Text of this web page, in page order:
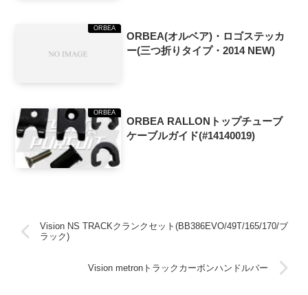
ORBEA
ORBEA(オルベア)・ロゴステッカ
ー(三つ折りタイプ・2014 NEW)
ORBEA
ORBEA RALLONトップチューブ
ケーブルガイド(#14140019)
Vision NS TRACKクランクセット(BB386EVO/49T/165/170/ブ
ラック)
Vision metronトラックカーボンハンドルバー